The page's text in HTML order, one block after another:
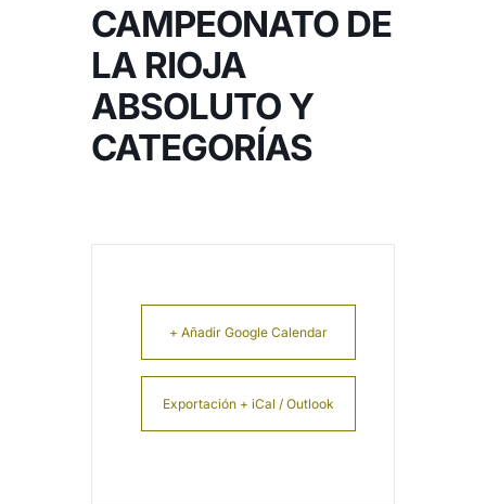
CAMPEONATO DE
LA RIOJA
ABSOLUTO Y
CATEGORÍAS
+ Añadir Google Calendar
Exportación + iCal / Outlook